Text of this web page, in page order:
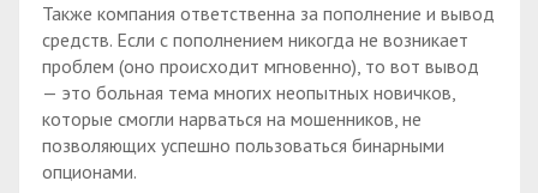
Также компания ответственна за пополнение и вывод
средств. Если с пополнением никогда не возникает
проблем (оно происходит мгновенно), то вот вывод
— это больная тема многих неопытных новичков,
которые смогли нарваться на мошенников, не
позволяющих успешно пользоваться бинарными
опционами.